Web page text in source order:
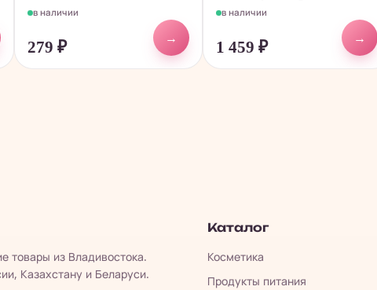
в наличии
279 ₽
→
в наличии
1 459 ₽
→
товары из Владивостока.
Казахстану и Беларуси.
Каталог
Косметика
Продукты питания